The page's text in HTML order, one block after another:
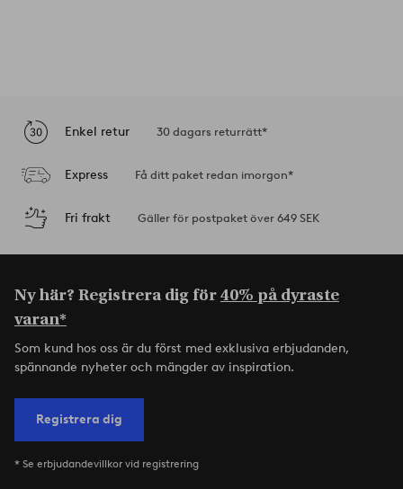
Enkel retur 30 dagars returrätt*
Express Få ditt paket redan imorgon*
Fri frakt Gäller för postpaket över 649 SEK
Ny här? Registrera dig för40% på dyraste
varan*
Som kund hos oss är du först med exklusiva erbjudanden,
spännande nyheter och mängder av inspiration.
Registrera dig
* Se erbjudandevillkor vid registrering